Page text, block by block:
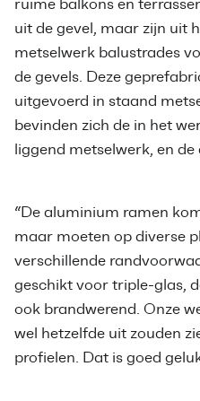
uit de gevel, maar zijn uit
metselwerk balustrades
de gevels. Deze
uitgevoerd in staand
bevinden zich de in het
liggend metselwerk, en
“De aluminium ramen
maar moeten op diverse
verschillende
geschikt voor triple-glas,
ook brandwerend. Onze
wel hetzelfde uit zouden
profielen. Dat is goed